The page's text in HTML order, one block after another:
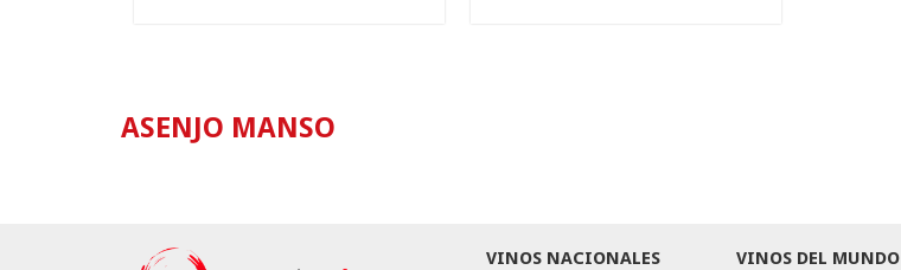
ASENJO MANSO
VINOS NACIONALES VINOS DEL MUNDO